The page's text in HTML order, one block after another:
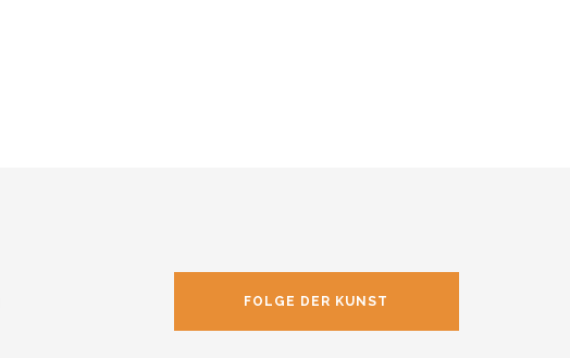
FOLGE DER KUNST